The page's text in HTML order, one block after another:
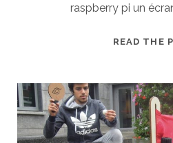
raspberry pi un
READ THE